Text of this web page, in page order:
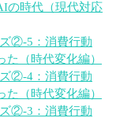
の時代（現代対応
②-5：消費行動
た（時代変化編）
②-4：消費行動
た（時代変化編）
②-3：消費行動